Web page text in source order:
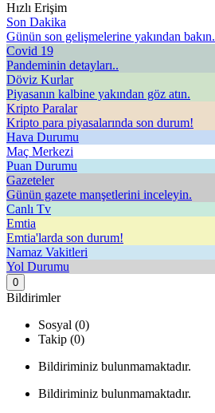
Hızlı Erişim
Son Dakika
Günün son gelişmelerine yakından bakın.
Covid 19
Pandeminin detayları..
Döviz Kurlar
Piyasanın kalbine yakından göz atın.
Kripto Paralar
Kripto para piyasalarında son durum!
Hava Durumu
Maç Merkezi
Puan Durumu
Gazeteler
Günün gazete manşetlerini inceleyin.
Canlı Tv
Emtia
Emtia'larda son durum!
Namaz Vakitleri
Yol Durumu
0
Bildirimler
Sosyal (0)
Takip (0)
Bildiriminiz bulunmamaktadır.
Bildiriminiz bulunmamaktadır.